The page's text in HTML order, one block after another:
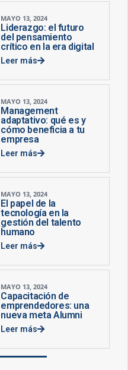
MAYO 13, 2024
Liderazgo: el futuro
del pensamiento
crítico en la era digital
Leer más
MAYO 13, 2024
Management
adaptativo: qué es y
cómo beneficia a tu
empresa
Leer más
MAYO 13, 2024
El papel de la
tecnología en la
gestión del talento
humano
Leer más
MAYO 13, 2024
Capacitación de
emprendedores: una
nueva meta Alumni
Leer más